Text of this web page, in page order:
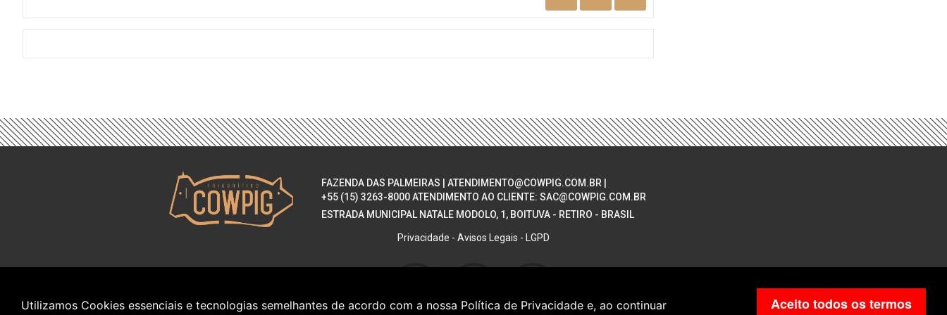
FAZENDA DAS PALMEIRAS | ATENDIMENTO@COWPIG.COM.BR |
+55 (15) 3263-8000 ATENDIMENTO AO CLIENTE: SAC@COWPIG.COM.BR
ESTRADA MUNICIPAL NATALE MODOLO, 1, BOITUVA - RETIRO - BRASIL
Privacidade - Avisos Legais - LGPD
Utilizamos Cookies essenciais e tecnologias semelhantes de acordo com a nossa Política de Privacidade e, ao continuar Aceito todos os termos